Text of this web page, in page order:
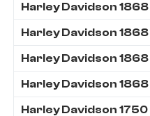
Harley Davidson 1868
Harley Davidson 1868
Harley Davidson 1868
Harley Davidson 1868
Harley Davidson 1750